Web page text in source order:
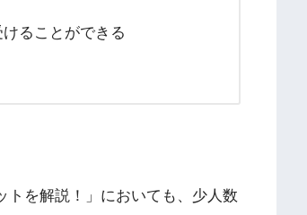
ることができる
トを解説！」においても、少人数